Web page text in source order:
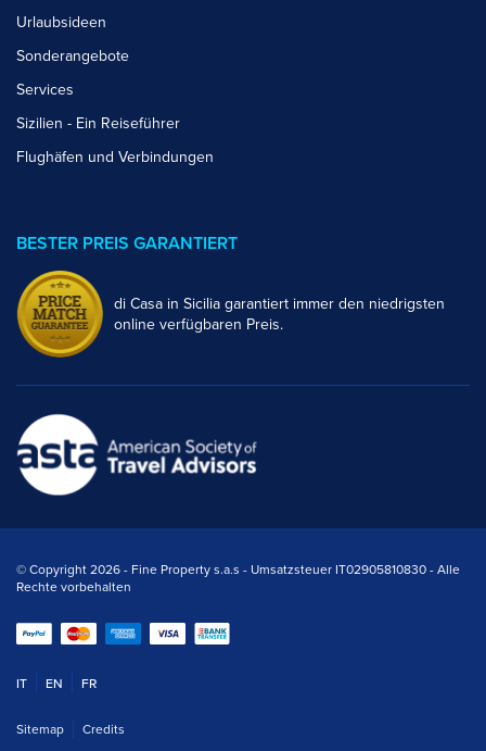
Urlaubsideen
Sonderangebote
Services
Sizilien - Ein Reiseführer
Flughäfen und Verbindungen
BESTER PREIS GARANTIERT
di Casa in Sicilia garantiert immer den niedrigsten
online verfügbaren Preis.
© Copyright 2026 - Fine Property s.a.s - Umsatzsteuer IT02905810830 - Alle
Rechte vorbehalten
IT EN FR
Sitemap Credits